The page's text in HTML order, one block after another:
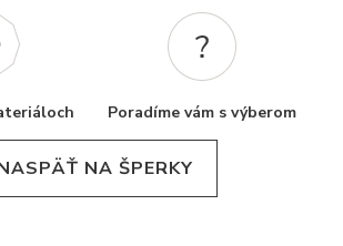
Poradíme vám s výberom
NA ŠPERKY